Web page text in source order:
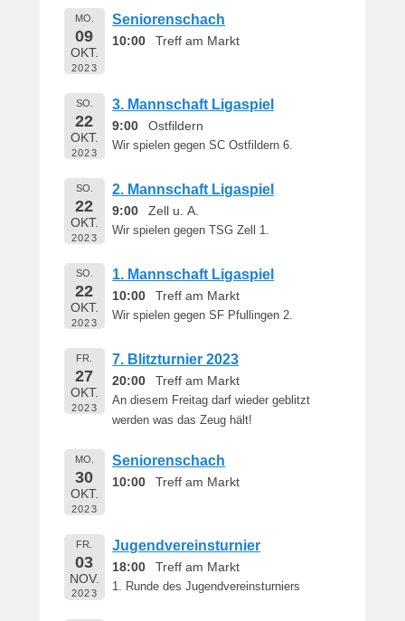
MO.
09
OKT.
2023
Seniorenschach
10:00 Treff am Markt
SO.
22
OKT.
2023
3. Mannschaft Ligaspiel
9:00 Ostfildern
Wir spielen gegen SC Ostfildern 6.
SO.
22
OKT.
2023
2. Mannschaft Ligaspiel
9:00 Zell u. A.
Wir spielen gegen TSG Zell 1.
SO.
22
OKT.
2023
1. Mannschaft Ligaspiel
10:00 Treff am Markt
Wir spielen gegen SF Pfullingen 2.
FR.
27
OKT.
2023
7. Blitzturnier 2023
20:00 Treff am Markt
An diesem Freitag darf wieder geblitzt
werden was das Zeug hält!
MO.
30
OKT.
2023
Seniorenschach
10:00 Treff am Markt
FR.
03
NOV.
2023
Jugendvereinsturnier
18:00 Treff am Markt
1. Runde des Jugendvereinsturniers